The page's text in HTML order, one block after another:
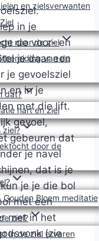
en zielsverwanten
naar de ziel
van de
dat?
hart en ziel
ziel?
door de
Bloem meditatie
ziel?
in de ziel ervaren
in je
de voor- en
je daar een
je gevoelsziel
en in je
met die lift.
gevoel,
gebeuren dat
je navel
dat is je
je je die bol
met een
met in het
(zie